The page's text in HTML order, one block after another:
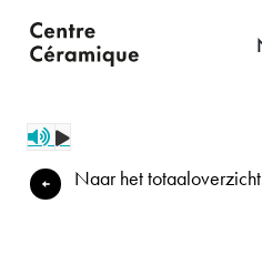
Naar het totaaloverzicht